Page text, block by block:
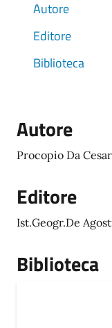
Autore
Editore
Biblioteca
Autore
Procopio Da
Editore
Ist.Geogr.De
Biblioteca